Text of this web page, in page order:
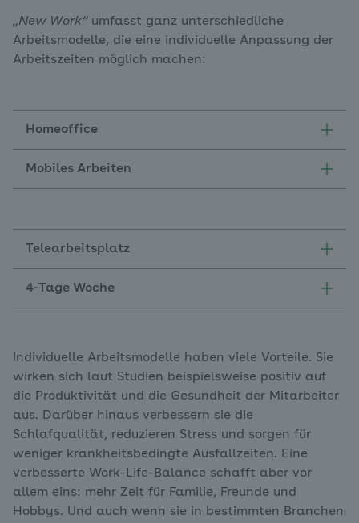
„New Work“umfasst ganz unterschiedliche
Arbeitsmodelle, die eine individuelle Anpassung der
Arbeitszeiten möglich machen:
Homeoffice
Mobiles Arbeiten
Telearbeitsplatz
4-Tage Woche
Individuelle Arbeitsmodelle haben viele Vorteile. Sie
wirken sich laut Studien beispielsweise positiv auf
die Produktivität und die Gesundheit der Mitarbeiter
aus. Darüber hinaus verbessern sie die
Schlafqualität, reduzieren Stress und sorgen für
weniger krankheitsbedingte Ausfallzeiten. Eine
verbesserte Work-Life-Balance schafft aber vor
allem eins: mehr Zeit für Familie, Freunde und
Hobbys. Und auch wenn sie in bestimmten Branchen